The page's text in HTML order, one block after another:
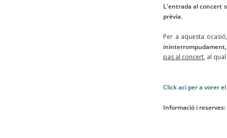
L'entrada al concert
prèvia.
Per a aquesta
ininterrompudament,
pas al concert, al
Click aci per a vorer
Informació i reserves: